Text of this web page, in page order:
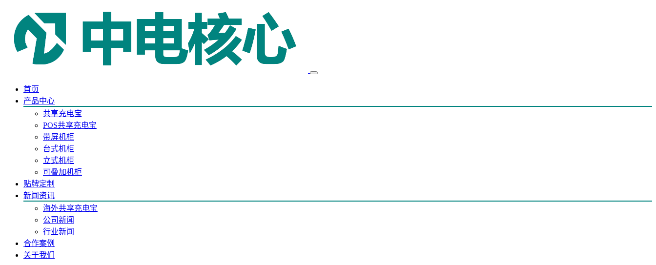
首页
产品中心
共享充电宝
POS共享充电宝
带屏机柜
台式机柜
立式机柜
可叠加机柜
贴牌定制
新闻资讯
海外共享充电宝
公司新闻
行业新闻
合作案例
关于我们